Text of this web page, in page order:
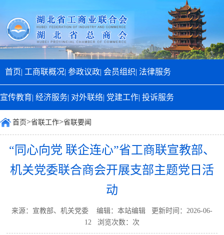
首页| 工商联概况| 参政议政| 会员组织| 法律服务
宣传教育| 经济服务| 对外联络| 党建工作| 投诉服务
首页>省联工作>省联要闻
“同心向党 联企连心”省工商联宣教部、
机关党委联合商会开展支部主题党日活
动
来源：宣教部、机关党委 编辑：本站编辑 更新时间：2026-06-
12 浏览次数： 次